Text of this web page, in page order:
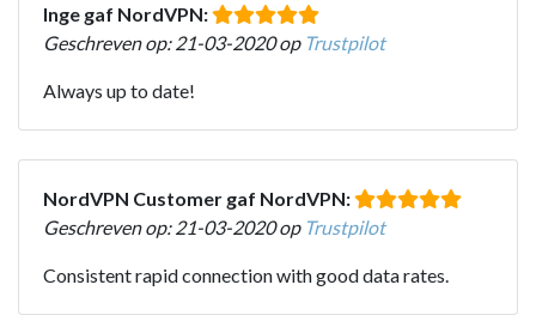
Inge gaf NordVPN:
Geschreven op: 21-03-2020 op Trustpilot
Always up to date!
NordVPN Customer gaf NordVPN:
Geschreven op: 21-03-2020 op Trustpilot
Consistent rapid connection with good data rates.